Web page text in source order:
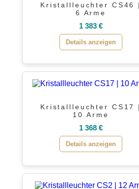
Kristallleuchter CS46 |
6 Arme
1 383 €
Details anzeigen
Kristallleuchter CS17 |
10 Arme
1 368 €
Details anzeigen